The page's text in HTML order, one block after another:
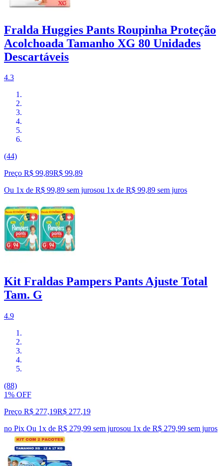
Fralda Huggies Pants Roupinha Proteção
Acolchoada Tamanho XG 80 Unidades
Descartáveis
4.3
(44)
Preço R$ 99,89R$ 99,89
Ou 1x de R$ 99,89 sem jurosou 1x de R$ 99,89 sem juros
Kit Fraldas Pampers Pants Ajuste Total
Tam. G
4.9
(88)
1% OFF
Preço R$ 277,19R$ 277,19
no Pix Ou 1x de R$ 279,99 sem jurosou 1x de R$ 279,99 sem juros